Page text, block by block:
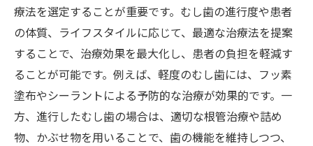
療法を選定することが重要です。むし歯の進行度や患者
の体質、ライフスタイルに応じて、最適な治療法を提案
することで、治療効果を最大化し、患者の負担を軽減す
ることが可能です。例えば、軽度のむし歯には、フッ素
塗布やシーラントによる予防的な治療が効果的です。一
方、進行したむし歯の場合は、適切な根管治療や詰め
物、かぶせ物を用いることで、歯の機能を維持しつつ、